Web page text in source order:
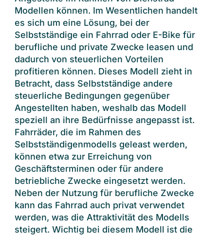
Kontakt
Login
Modellen können. Im Wesentlichen handelt
es sich um eine Lösung, bei der
Selbstständige ein Fahrrad oder E-Bike für
berufliche und private Zwecke leasen und
dadurch von steuerlichen Vorteilen
profitieren können. Dieses Modell zieht in
Betracht, dass Selbstständige andere
steuerliche Bedingungen gegenüber
Angestellten haben, weshalb das Modell
speziell an ihre Bedürfnisse angepasst ist.
Fahrräder, die im Rahmen des
Selbstständigenmodells geleast werden,
können etwa zur Erreichung von
Geschäftsterminen oder für andere
betriebliche Zwecke eingesetzt werden.
Neben der Nutzung für berufliche Zwecke
kann das Fahrrad auch privat verwendet
werden, was die Attraktivität des Modells
steigert. Wichtig bei diesem Modell ist die